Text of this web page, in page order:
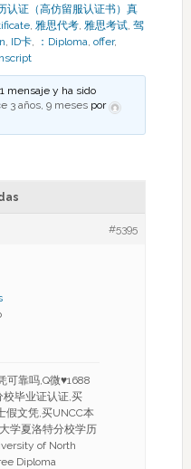
认证（高仿留服认证书）真
, 雅思代考, 雅思考试, 驾
, ID卡, ：Diploma, offer,
mensaje y ha sido
3 años, 9 meses por
#5395
靠吗,Q微♥1688
校毕业证认证,买
假文凭,买UNCC本
学夏洛特分校学历
of North
Diploma